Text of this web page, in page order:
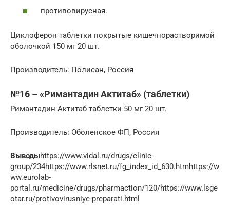
противовирусная.
Циклоферон таблетки покрытые кишечнорастворимой
оболочкой 150 мг 20 шт.
Производитель: Полисан, Россия
№16 – «Римантадин Актитаб» (таблетки)
Римантадин Актитаб таблетки 50 мг 20 шт.
Производитель: Оболенское ФП, Россия
Выводыhttps://www.vidal.ru/drugs/clinic-
group/234https://www.rlsnet.ru/fg_index_id_630.htmhttps://w
ww.eurolab-
portal.ru/medicine/drugs/pharmaction/120/https://www.lsge
otar.ru/protivovirusniye-preparati.html